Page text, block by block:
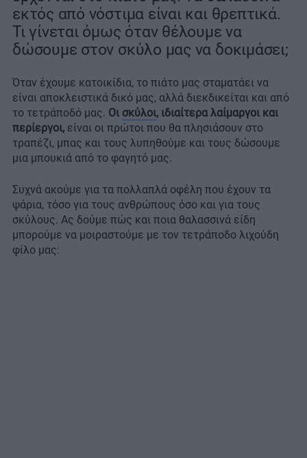
εκτός από νόστιμα είναι και θρεπτικά.
Τι γίνεται όμως όταν θέλουμε να
δώσουμε στον σκύλο μας να δοκιμάσει;
Όταν έχουμε κατοικίδια, το πιάτο μας σταματάει να
είναι αποκλειστικά δικό μας, αλλά διεκδικείται και από
το τετράποδό μας. Οι σκύλοι, ιδιαίτερα λαίμαργοι και
περίεργοι, είναι οι πρώτοι που θα πλησιάσουν στο
τραπέζι, μπας και τους λυπηθούμε και τους δώσουμε
μια μπουκιά από το φαγητό μας.
Συχνά ακούμε για τα πολλαπλά οφέλη που έχουν τα
ψάρια, τόσο για τους ανθρώπους όσο και για τους
σκύλους. Ας δούμε πώς και ποια θαλασσινά είδη
μπορούμε να μοιραστούμε με τον τετράποδο λιχούδη
φίλο μας: